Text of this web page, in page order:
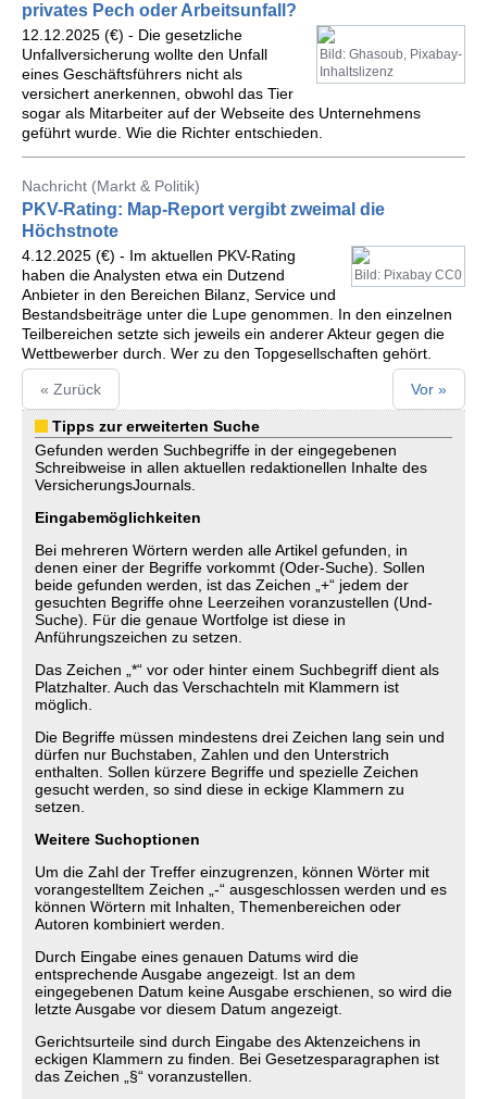
privates Pech oder Arbeitsunfall?
Bild: Ghasoub, Pixabay-
Inhaltslizenz
12.12.2025 (€) - Die gesetzliche
Unfallversicherung wollte den Unfall
eines Geschäftsführers nicht als
versichert anerkennen, obwohl das Tier
sogar als Mitarbeiter auf der Webseite des Unternehmens
geführt wurde. Wie die Richter entschieden.
Nachricht (Markt & Politik)
PKV-Rating: Map-Report vergibt zweimal die
Höchstnote
Bild: Pixabay CC0
4.12.2025 (€) - Im aktuellen PKV-Rating
haben die Analysten etwa ein Dutzend
Anbieter in den Bereichen Bilanz, Service und
Bestandsbeiträge unter die Lupe genommen. In den einzelnen
Teilbereichen setzte sich jeweils ein anderer Akteur gegen die
Wettbewerber durch. Wer zu den Topgesellschaften gehört.
« Zurück Vor »
Tipps zur erweiterten Suche
Gefunden werden Suchbegriffe in der eingegebenen
Schreibweise in allen aktuellen redaktionellen Inhalte des
VersicherungsJournals.
Eingabemöglichkeiten
Bei mehreren Wörtern werden alle Artikel gefunden, in
denen einer der Begriffe vorkommt (Oder-Suche). Sollen
beide gefunden werden, ist das Zeichen „+“ jedem der
gesuchten Begriffe ohne Leerzeihen voranzustellen (Und-
Suche). Für die genaue Wortfolge ist diese in
Anführungszeichen zu setzen.
Das Zeichen „*“ vor oder hinter einem Suchbegriff dient als
Platzhalter. Auch das Verschachteln mit Klammern ist
möglich.
Die Begriffe müssen mindestens drei Zeichen lang sein und
dürfen nur Buchstaben, Zahlen und den Unterstrich
enthalten. Sollen kürzere Begriffe und spezielle Zeichen
gesucht werden, so sind diese in eckige Klammern zu
setzen.
Weitere Suchoptionen
Um die Zahl der Treffer einzugrenzen, können Wörter mit
vorangestelltem Zeichen „-“ ausgeschlossen werden und es
können Wörtern mit Inhalten, Themenbereichen oder
Autoren kombiniert werden.
Durch Eingabe eines genauen Datums wird die
entsprechende Ausgabe angezeigt. Ist an dem
eingegebenen Datum keine Ausgabe erschienen, so wird die
letzte Ausgabe vor diesem Datum angezeigt.
Gerichtsurteile sind durch Eingabe des Aktenzeichens in
eckigen Klammern zu finden. Bei Gesetzesparagraphen ist
das Zeichen „§“ voranzustellen.